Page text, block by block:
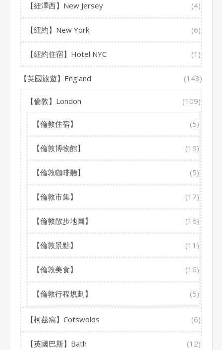
【紐澤西】New Jersey (4)
【紐約】New York (6)
【紐約住宿】Hotel NYC (1)
【英國旅遊】England (143)
【倫敦】London (109)
【倫敦住宿】 (5)
【倫敦博物館】 (19)
【倫敦咖啡聽】 (5)
【倫敦市集】 (17)
【倫敦散步地圖】 (16)
【倫敦景點】 (11)
【倫敦美食】 (16)
【倫敦行程規劃】 (5)
【柯茲窩】Cotswolds (6)
【英國巴斯】Bath (12)